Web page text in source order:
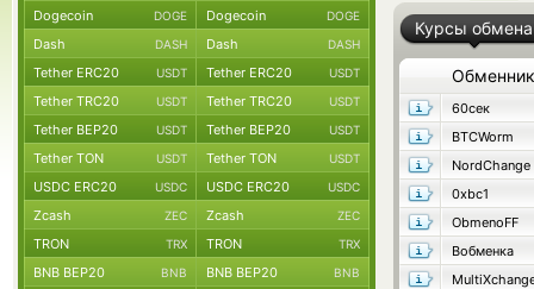
Курсы обмена
Обменник
60сек
BTCWorm
NordChange
0xbc1
ObmenoFF
Вобменка
Dogecoin DOGE Dogecoin DOGE
Dash DASH Dash DASH
Tether ERC20 USDT Tether ERC20 USDT
Tether TRC20 USDT Tether TRC20 USDT
Tether BEP20 USDT Tether BEP20 USDT
Tether TON USDT Tether TON USDT
USDC ERC20 USDC USDC ERC20 USDC
Zcash ZEC Zcash ZEC
TRON TRX TRON TRX
BNB BEP20 BNB BNB BEP20 BNB